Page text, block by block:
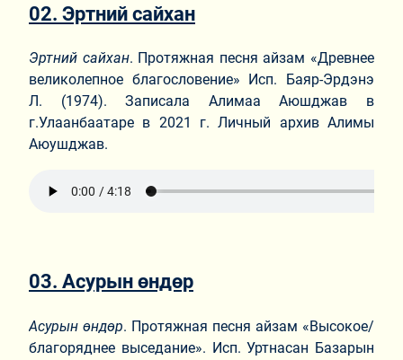
02. Эртний сайхан
Эртний сайхан. Протяжная песня айзам «Древнее
великолепное благословение» Исп. Баяр-Эрдэнэ
Л. (1974). Записала Алимаа Аюшджав в
г.Улаанбаатаре в 2021 г. Личный архив Алимы
Аюушджав.
03. Асурын өндөр
Асурын өндөр. Протяжная песня айзам «Высокое/
благоряднее выседание». Исп. Уртнасан Базарын